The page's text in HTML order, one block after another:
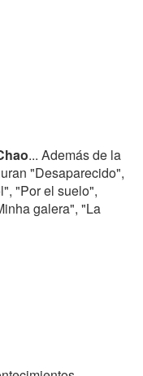
... Además de la
"Desaparecido",
"Por el suelo",
galera", "La